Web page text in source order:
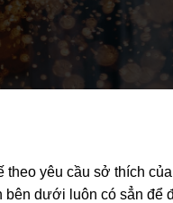
theo yêu cầu sở thích
dưới luôn có sẳn để